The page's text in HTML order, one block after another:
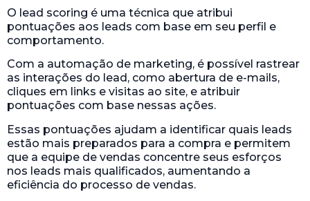
O lead scoring é uma técnica que atribui
pontuações aos leads com base em seu perfil e
comportamento.
Com a automação de marketing, é possível rastrear
as interações do lead, como abertura de e-mails,
cliques em links e visitas ao site, e atribuir
pontuações com base nessas ações.
Essas pontuações ajudam a identificar quais leads
estão mais preparados para a compra e permitem
que a equipe de vendas concentre seus esforços
nos leads mais qualificados, aumentando a
eficiência do processo de vendas.